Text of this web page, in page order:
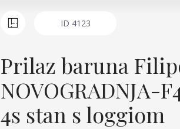
ID 4123
Prilaz baruna
NOVOGRADNJA-
4s stan s loggiom